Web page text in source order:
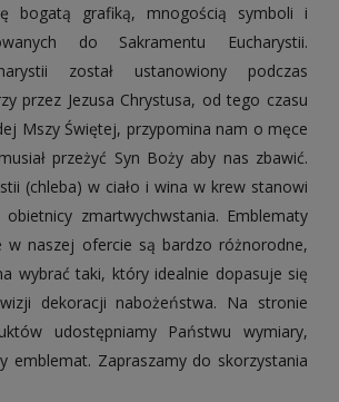
bogatą grafiką, mnogością symboli i
do Sakramentu Eucharystii.
został ustanowiony podczas
przez Jezusa Chrystusa, od tego czasu
Mszy Świętej, przypomina nam o męce
przeżyć Syn Boży aby nas zbawić.
(chleba) w ciało i wina w krew stanowi
zmartwychwstania. Emblematy
w naszej ofercie są bardzo różnorodne,
wybrać taki, który idealnie dopasuje się
dekoracji nabożeństwa. Na stronie
udostępniamy Państwu wymiary,
emblemat. Zapraszamy do skorzystania